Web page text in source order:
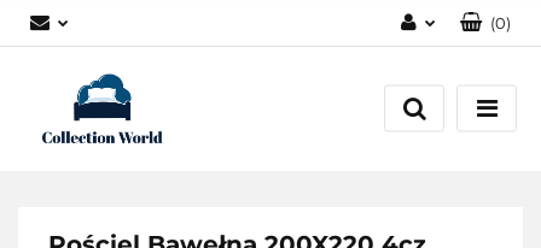
Zarejestruj się
(0)